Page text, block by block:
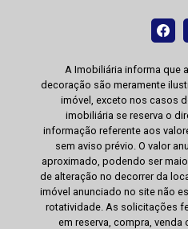
A Imobiliária informa que
decoração são meramente
imóvel, exceto nos casos
imobiliária se reserva o
informação referente aos
sem aviso prévio. O valor
aproximado, podendo ser
de alteração no decorrer da
imóvel anunciado no site não
rotatividade. As solicitações
em reserva, compra,